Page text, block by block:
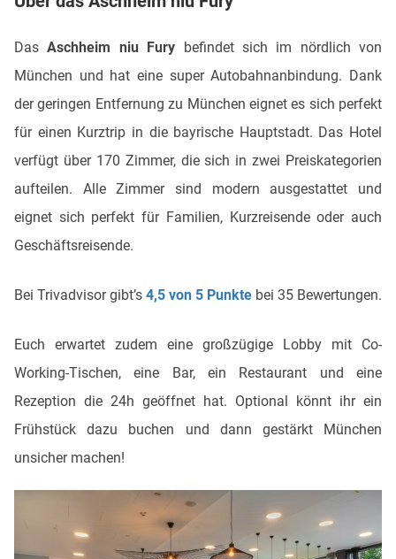
DasAschheim niu Fury befindet sich im nördlich von
München und hat eine super Autobahnanbindung. Dank
der geringen Entfernung zu München eignet es sich perfekt
für einen Kurztrip in die bayrische Hauptstadt. Das Hotel
verfügt über 170 Zimmer, die sich in zwei Preiskategorien
aufteilen. Alle Zimmer sind modern ausgestattet und
eignet sich perfekt für Familien, Kurzreisende oder auch
Geschäftsreisende.
Bei Trivadvisor gibt’s 4,5 von 5 Punkte bei 35 Bewertungen.
Euch erwartet zudem eine großzügige Lobby mit Co-
Working-Tischen, eine Bar, ein Restaurant und eine
Rezeption die 24h geöffnet hat. Optional könnt ihr ein
Frühstück dazu buchen und dann gestärkt München
unsicher machen!